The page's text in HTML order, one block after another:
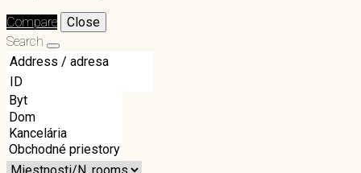
Compare
Close
Search